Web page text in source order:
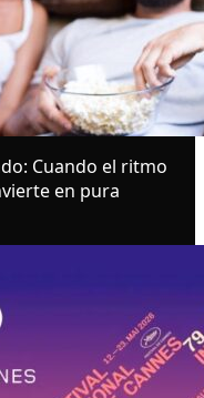
Cuando el ritmo
en pura